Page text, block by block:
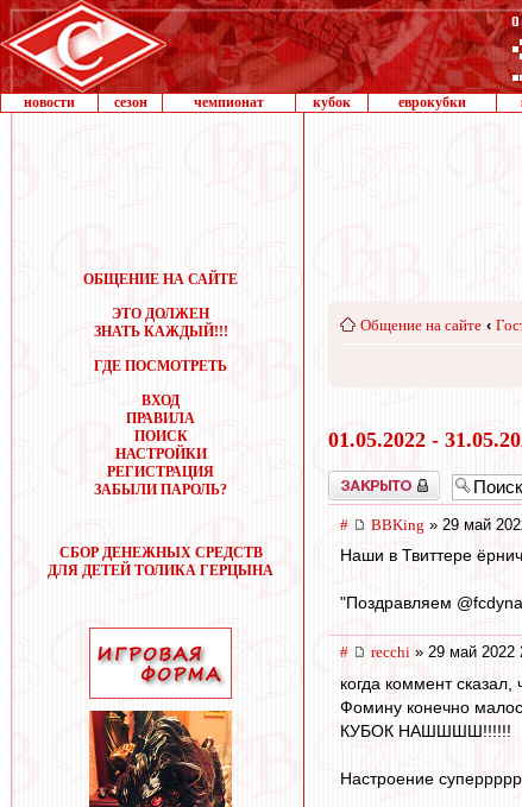
новости сезон чемпионат кубок еврокубки
ОБЩЕНИЕ НА САЙТЕ
ЭТО ДОЛЖЕН
ЗНАТЬ КАЖДЫЙ!!!
ГДЕ ПОСМОТРЕТЬ
ВХОД
ПРАВИЛА
ПОИСК
НАСТРОЙКИ
РЕГИСТРАЦИЯ
ЗАБЫЛИ ПАРОЛЬ?
СБОР ДЕНЕЖНЫХ СРЕДСТВ
ДЛЯ ДЕТЕЙ ТОЛИКА ГЕРЦЫНА
Общение на сайте ‹
01.05.2022 -
Закрыто
# BBKing » 29 май
Наши в Твиттере
"Поздравляем
# recchi » 29 май 2022
когда коммент
Фомину конечно
КУБОК НАШШШШ!!!!!!
Настроение